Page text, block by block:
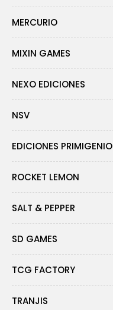
MERCURIO
MIXIN GAMES
NEXO EDICIONES
NSV
EDICIONES PRIMIGENIO
ROCKET LEMON
SALT & PEPPER
SD GAMES
TCG FACTORY
TRANJIS